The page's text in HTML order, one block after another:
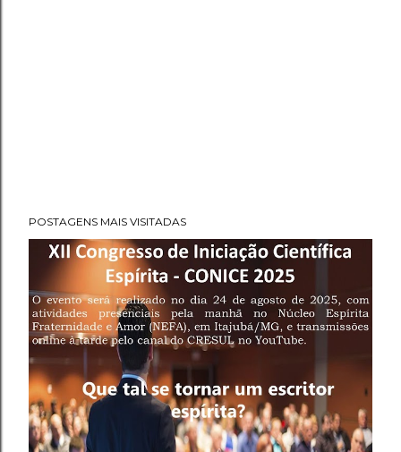
POSTAGENS MAIS VISITADAS